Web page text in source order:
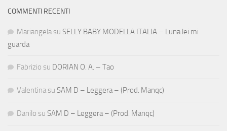
COMMENTI RECENTI
Mariangela su SELLY BABY MODELLA ITALIA – Luna lei mi
guarda
Fabrizio su DORIAN O. A. – Tao
Valentina su SAM D – Leggera – (Prod. Manqc)
Danilo su SAM D – Leggera – (Prod. Manqc)